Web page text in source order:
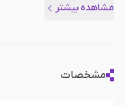
مشاهده بیشتر
مشخصات